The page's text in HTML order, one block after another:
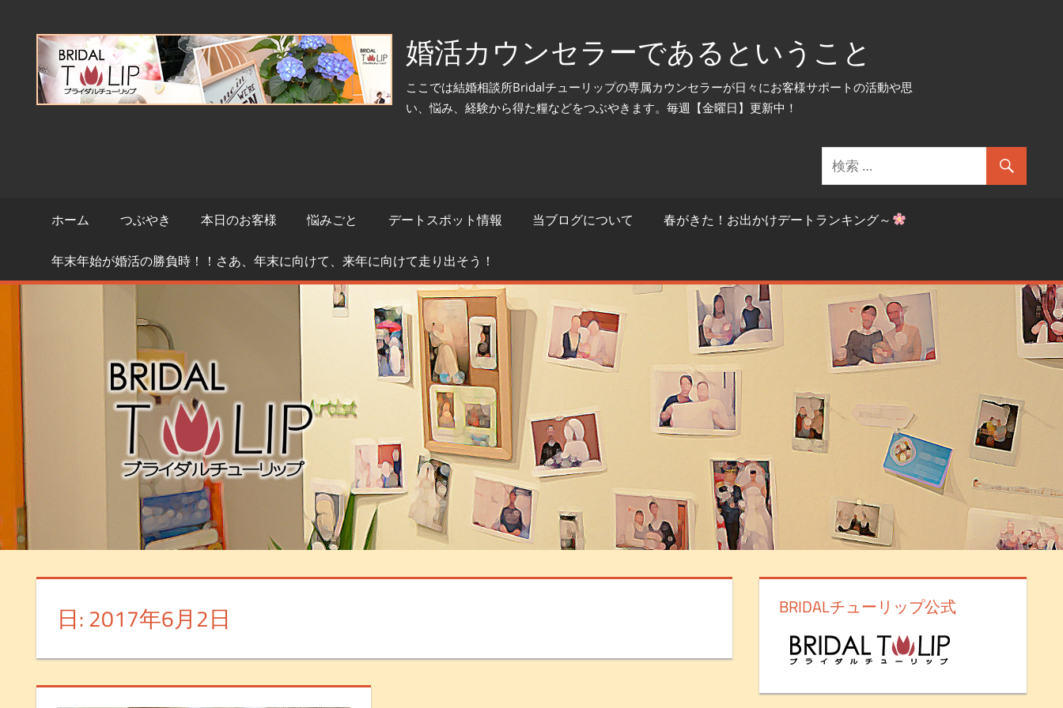
婚活カウンセラーであるということ
ここでは結婚相談所Bridalチューリップの専属カウンセラーが日々にお客様サポートの活動や思
い、悩み、経験から得た糧などをつぶやきます。毎週【金曜日】更新中！
ホーム つぶやき 本日のお客様 悩みごと デートスポット情報 当ブログについて 春がきた！お出かけデートランキング～
年末年始が婚活の勝負時！！さあ、年末に向けて、来年に向けて走り出そう！
日: 2017年6月2日 BRIDALチューリップ公式